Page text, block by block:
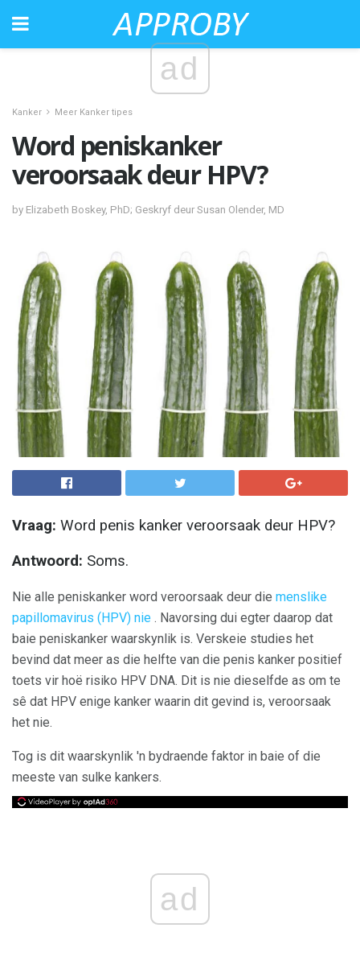
ad
Kanker Meer Kanker tipes
Word peniskanker
veroorsaak deur HPV?
by Elizabeth Boskey, PhD; Geskryf deur Susan Olender, MD
Vraag: Word penis kanker veroorsaak deur HPV?
Antwoord: Soms.
Nie alle peniskanker word veroorsaak deur die menslike
papillomavirus (HPV) nie . Navorsing dui egter daarop dat
baie peniskanker waarskynlik is. Verskeie studies het
bevind dat meer as die helfte van die penis kanker positief
toets vir hoë risiko HPV DNA. Dit is nie dieselfde as om te
sê dat HPV enige kanker waarin dit gevind is, veroorsaak
het nie.
Tog is dit waarskynlik 'n bydraende faktor in baie of die
meeste van sulke kankers.
ad